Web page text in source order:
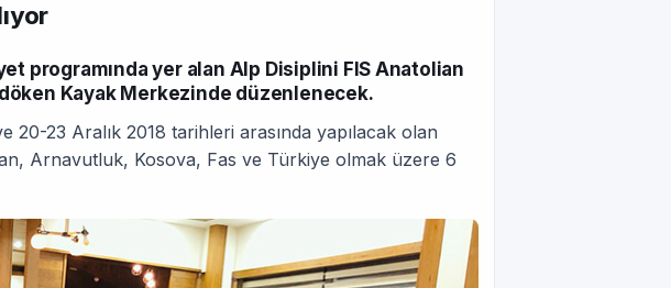
programında yer alan Alp Disiplini FIS Anatolian
Kayak Merkezinde düzenlenecek.
20-23 Aralık 2018 tarihleri arasında yapılacak olan
Arnavutluk, Kosova, Fas ve Türkiye olmak üzere 6